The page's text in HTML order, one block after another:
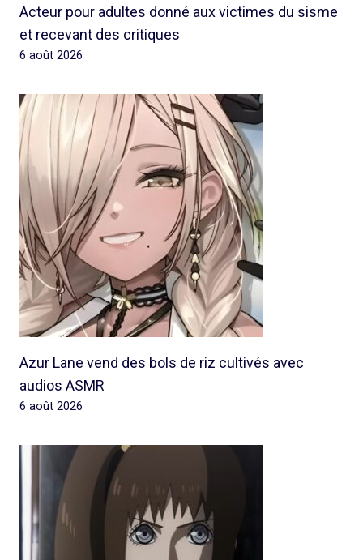
Acteur pour adultes donné aux victimes du sisme
et recevant des critiques
6 août 2026
Azur Lane vend des bols de riz cultivés avec
audios ASMR
6 août 2026